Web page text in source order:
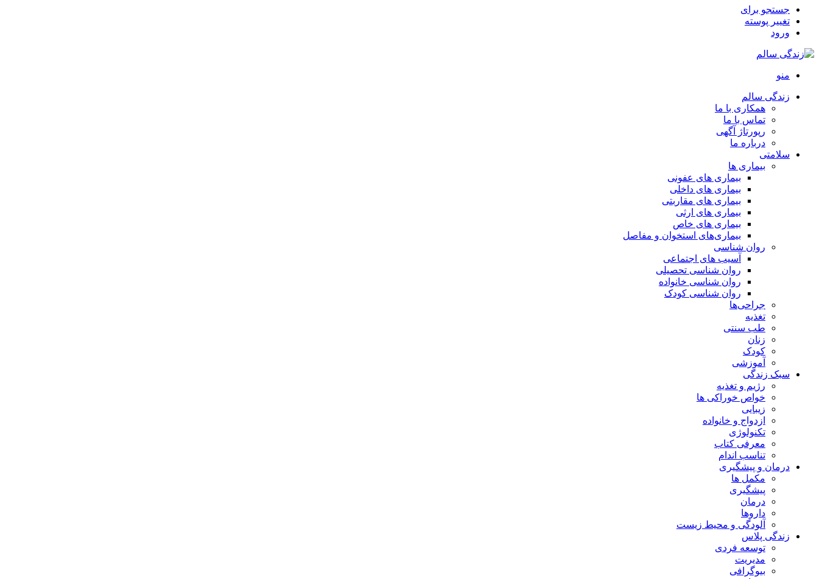
جستجو برای
تغییر پوسته
ورود
منو
زندگی سالم
همکاری با ما
تماس با ما
رپورتاژ آگهی
درباره ما
سلامتی
بیماری ها
بیماری های عفونی
بیماری های داخلی
بیماری های مقاربتی
بیماری های ارثی
بیماری های خاص
بیماری‌های استخوان و مفاصل
روان شناسی
آسیب های اجتماعی
روان شناسی تحصیلی
روان شناسی خانواده
روان شناسی کودک
جراحی‌ها
تغذیه
طب سنتی
زنان
کودک
آموزشی
سبک زندگی
رژیم و تغذیه
خواص خوراکی ها
زیبایی
ازدواج و خانواده
تکنولوژی
معرفی کتاب
تناسب اندام
درمان و پیشگیری
مکمل ها
پیشگیری
درمان
داروها
آلودگی و محیط زیست
زندگی پلاس
توسعه فردی
مدیریت
بیوگرافی